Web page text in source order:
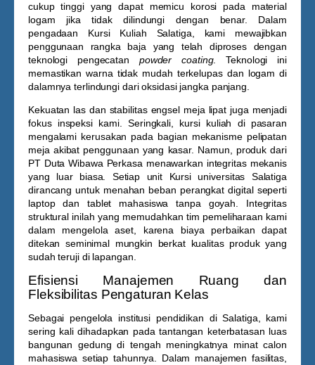
cukup tinggi yang dapat memicu korosi pada material
logam jika tidak dilindungi dengan benar. Dalam
pengadaan Kursi Kuliah Salatiga , kami mewajibkan
penggunaan rangka baja yang telah diproses dengan
teknologi pengecatan powder coating. Teknologi ini
memastikan warna tidak mudah terkelupas dan logam di
dalamnya terlindungi dari oksidasi jangka panjang.
Kekuatan las dan stabilitas engsel meja lipat juga menjadi
fokus inspeksi kami. Seringkali, kursi kuliah di pasaran
mengalami kerusakan pada bagian mekanisme pelipatan
meja akibat penggunaan yang kasar. Namun, produk dari
PT Duta Wibawa Perkasa menawarkan integritas mekanis
yang luar biasa. Setiap unit Kursi universitas Salatiga
dirancang untuk menahan beban perangkat digital seperti
laptop dan tablet mahasiswa tanpa goyah. Integritas
struktural inilah yang memudahkan tim pemeliharaan kami
dalam mengelola aset, karena biaya perbaikan dapat
ditekan seminimal mungkin berkat kualitas produk yang
sudah teruji di lapangan.
Efisiensi Manajemen Ruang dan
Fleksibilitas Pengaturan Kelas
Sebagai pengelola institusi pendidikan di Salatiga, kami
sering kali dihadapkan pada tantangan keterbatasan luas
bangunan gedung di tengah meningkatnya minat calon
mahasiswa setiap tahunnya. Dalam manajemen fasilitas,